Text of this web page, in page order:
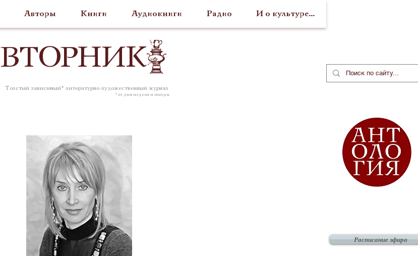
Авторы Книги Аудиокниги Радио И о культуре...
ВТОРНИК
Толстый зависимый* литературно-художественный журнал
* от дня недели и погоды
Расписание эфира